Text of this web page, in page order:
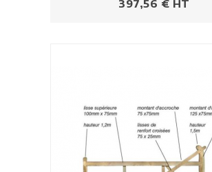
Prix
397,56 € HT